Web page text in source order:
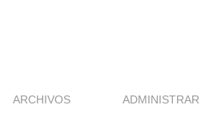
ARCHIVOS ADMINISTRAR